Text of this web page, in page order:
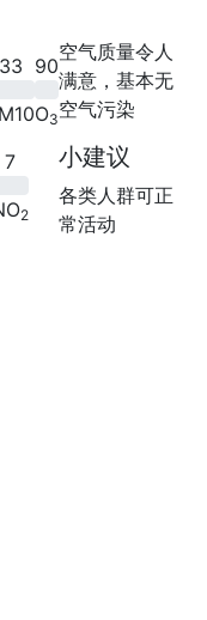
33 90
O3
7
2
空气质量令人
满意，基本无
空气污染
小建议
各类人群可正
常活动